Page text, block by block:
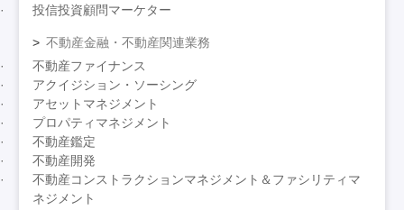
投信投資顧問マーケター
不動産金融・不動産関連業務
不動産ファイナンス
アクイジション・ソーシング
アセットマネジメント
プロパティマネジメント
不動産鑑定
不動産開発
不動産コンストラクションマネジメント＆ファシリティマ
ネジメント